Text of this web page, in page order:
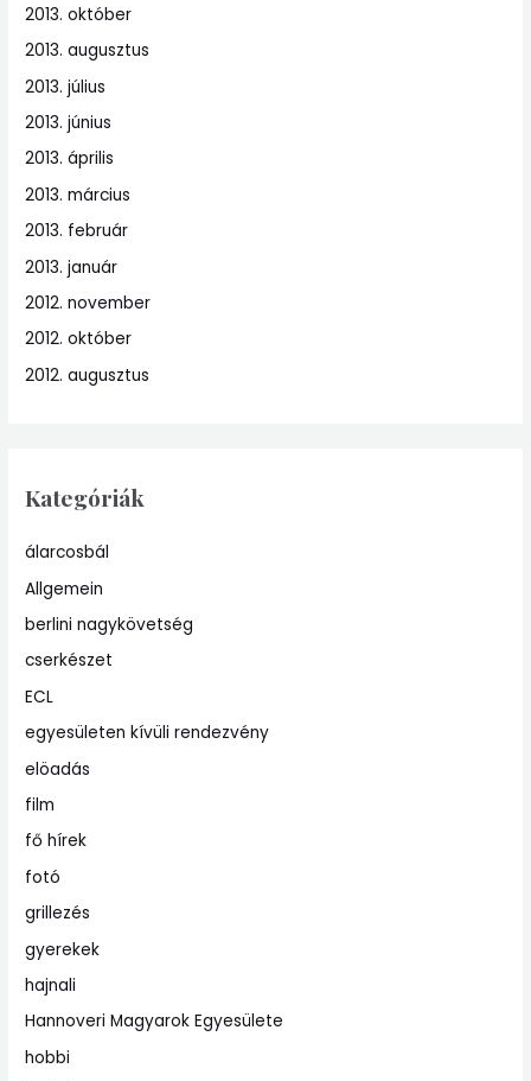
2013. október
2013. augusztus
2013. július
2013. június
2013. április
2013. március
2013. február
2013. január
2012. november
2012. október
2012. augusztus
Kategóriák
álarcosbál
Allgemein
berlini nagykövetség
cserkészet
ECL
egyesületen kívüli rendezvény
elöadás
film
fő hírek
fotó
grillezés
gyerekek
hajnali
Hannoveri Magyarok Egyesülete
hobbi